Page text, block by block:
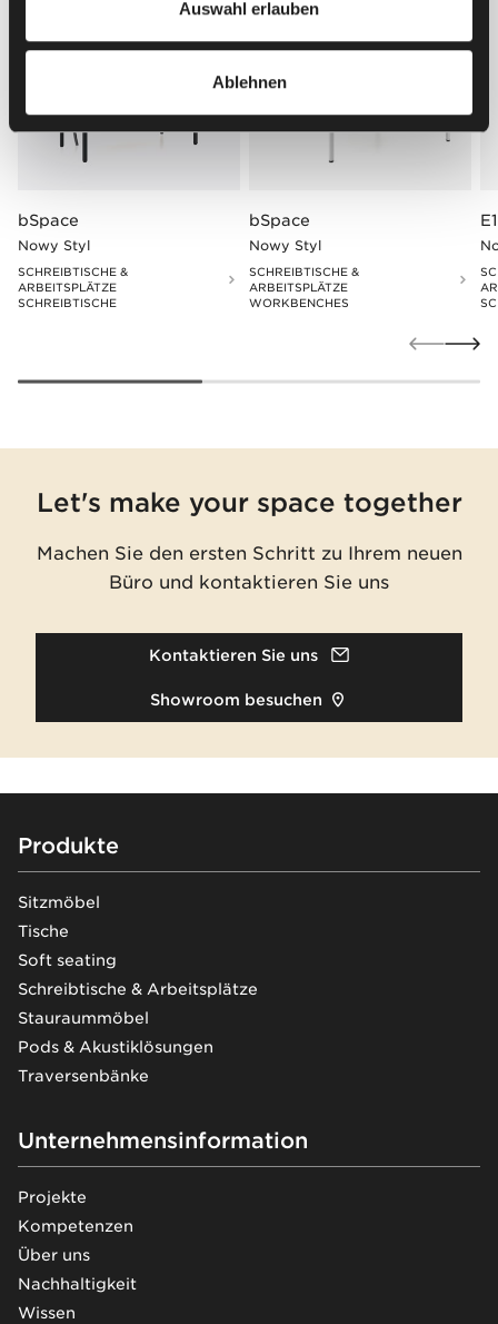
Auswahl erlauben
Ablehnen
bSpace
Nowy Styl
SCHREIBTISCHE &
ARBEITSPLÄTZE
SCHREIBTISCHE
bSpace
Nowy Styl
SCHREIBTISCHE &
ARBEITSPLÄTZE
WORKBENCHES
Let's make your space together
Machen Sie den ersten Schritt zu Ihrem neuen
Büro und kontaktieren Sie uns
Kontaktieren Sie uns
Showroom besuchen
Footer
Produkte
Sitzmöbel
Tische
Soft seating
Schreibtische & Arbeitsplätze
Stauraummöbel
Pods & Akustiklösungen
Traversenbänke
Unternehmensinformation
Projekte
Kompetenzen
Über uns
Nachhaltigkeit
Wissen